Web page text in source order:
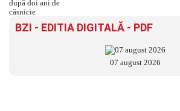
BZI - EDITIA DIGITALĂ - PDF
07 august 2026